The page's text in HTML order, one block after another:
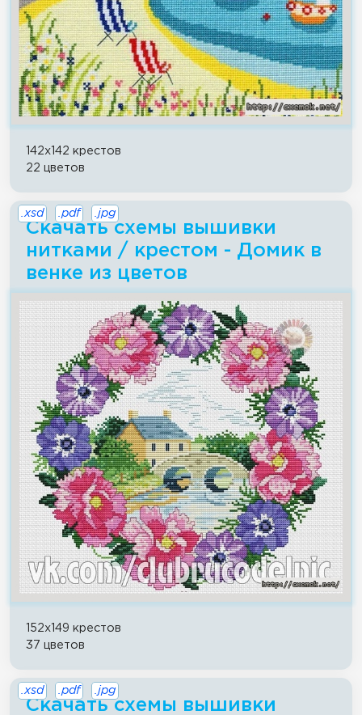
142x142 крестов
22 цветов
Скачать схемы вышивки
нитками / крестом - Домик в
венке из цветов
.xsd .pdf .jpg
152x149 крестов
37 цветов
Скачать схемы вышивки
.xsd .pdf .jpg